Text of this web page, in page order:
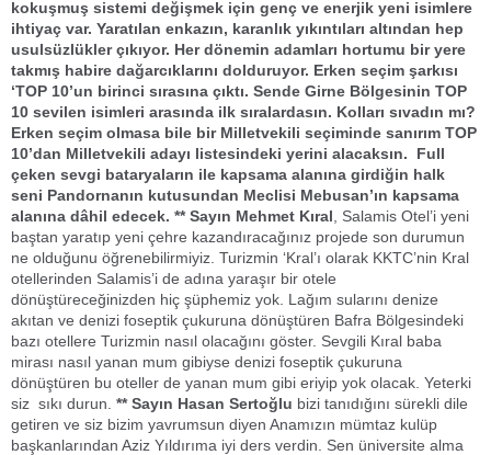
kokuşmuş sistemi değişmek için genç ve enerjik yeni isimlere
ihtiyaç var. Yaratılan enkazın, karanlık yıkıntıları altından hep
usulsüzlükler çıkıyor. Her dönemin adamları hortumu bir yere
takmış habire dağarcıklarını dolduruyor. Erken seçim şarkısı
‘TOP 10’un birinci sırasına çıktı. Sende Girne Bölgesinin TOP
10 sevilen isimleri arasında ilk sıralardasın. Kolları sıvadın mı?
Erken seçim olmasa bile bir Milletvekili seçiminde sanırım TOP
10’dan Milletvekili adayı listesindeki yerini alacaksın. Full
çeken sevgi bataryaların ile kapsama alanına girdiğin halk
seni Pandornanın kutusundan Meclisi Mebusan’ın kapsama
alanına dâhil edecek. ** Sayın Mehmet Kıral , Salamis Otel’i yeni
baştan yaratıp yeni çehre kazandıracağınız projede son durumun
ne olduğunu öğrenebilirmiyiz. Turizmin ‘Kral’ı olarak KKTC’nin Kral
otellerinden Salamis’i de adına yaraşır bir otele
dönüştüreceğinizden hiç şüphemiz yok. Lağım sularını denize
akıtan ve denizi foseptik çukuruna dönüştüren Bafra Bölgesindeki
bazı otellere Turizmin nasıl olacağını göster. Sevgili Kıral baba
mirası nasıl yanan mum gibiyse denizi foseptik çukuruna
dönüştüren bu oteller de yanan mum gibi eriyip yok olacak. Yeterki
siz sıkı durun. ** Sayın Hasan Sertoğlu bizi tanıdığını sürekli dile
getiren ve siz bizim yavrumsun diyen Anamızın mümtaz kulüp
başkanlarından Aziz Yıldırıma iyi ders verdin. Sen üniversite alma